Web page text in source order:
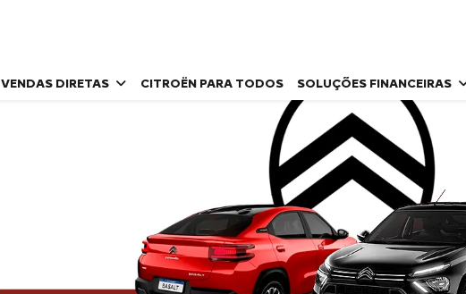
VENDAS DIRETAS CITROËN PARA TODOS SOLUÇÕES FINANCEIRAS